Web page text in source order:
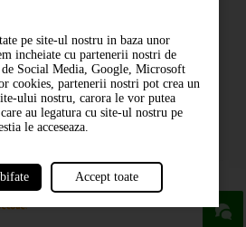
ABONARE
pe site-ul nostru in baza unor
incheiate cu partenerii nostri de
Social Media, Google, Microsoft
cookies, partenerii nostri pot crea un
ului nostru, carora le vor putea
au legatura cu site-ul nostru pe
le acceseaza.
Accept toate